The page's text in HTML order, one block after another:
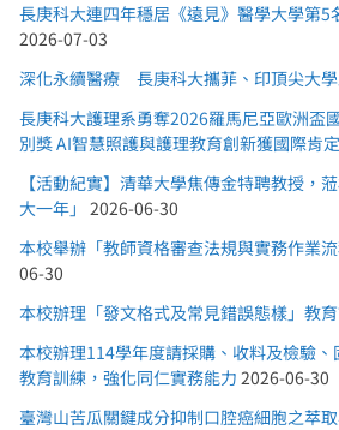
長庚科大連四年穩居《遠見》醫學大學第5
2026-07-03
深化永續醫療 長庚科大攜菲、印頂尖大
長庚科大護理系勇奪2026羅馬尼亞歐洲盃
別獎 AI智慧照護與護理教育創新獲國際肯定
【活動紀實】清華大學焦傳金特聘教授，
大一年」 2026-06-30
本校舉辦「教師資格審查法規與實務作業
06-30
本校辦理「發文格式及常見錯誤態樣」教
本校辦理114學年度請採購、收料及檢驗
教育訓練，強化同仁實務能力 2026-06-30
臺灣山苦瓜關鍵成分抑制口腔癌細胞之萃